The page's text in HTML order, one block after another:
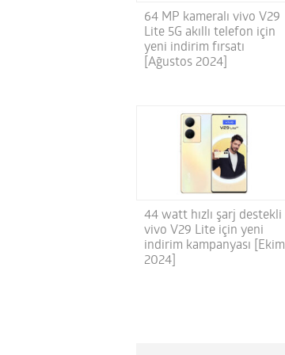
64 MP kameralı vivo V29
Lite 5G akıllı telefon için
yeni indirim fırsatı
[Ağustos 2024]
44 watt hızlı şarj destekli
vivo V29 Lite için yeni
indirim kampanyası [Ekim
2024]